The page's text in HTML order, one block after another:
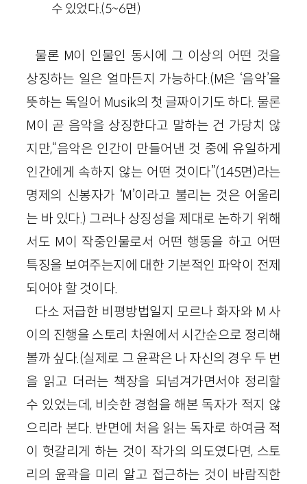
수 있었다.(5~6면)
물론 M이 인물인 동시에 그 이상의 어떤 것을
상징하는 일은 얼마든지 가능하다.(M은 ‘음악’을
뜻하는 독일어 Musik의 첫 글짜이기도 하다. 물론
M이 곧 음악을 상징한다고 말하는 건 가당치 않
지만,“음악은 인간이 만들어낸 것 중에 유일하게
인간에게 속하지 않는 어떤 것이다”(145면)라는
명제의 신봉자가 ‘M’이라고 불리는 것은 어울리
는 바 있다.) 그러나 상징성을 제대로 논하기 위해
서도 M이 작중인물로서 어떤 행동을 하고 어떤
특징을 보여주는지에 대한 기본적인 파악이 전제
되어야 할 것이다.
다소 저급한 비평방법일지 모르나 화자와 M 사
이의 진행을 스토리 차원에서 시간순으로 정리해
볼까 싶다.(실제로 그 윤곽은 나 자신의 경우 두 번
을 읽고 더러는 책장을 되넘겨가면서야 정리할
수 있었는데, 비슷한 경험을 해본 독자가 적지 않
으리라 본다. 반면에 처음 읽는 독자로 하여금 적
이 헛갈리게 하는 것이 작가의 의도였다면, 스토
리의 윤곽을 미리 알고 접근하는 것이 바람직한